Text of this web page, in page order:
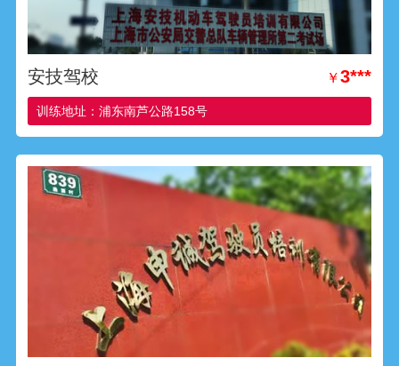
安技驾校 ￥3***
训练地址：浦东南芦公路158号